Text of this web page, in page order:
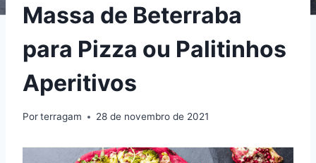
Massa de Beterraba
para Pizza ou Palitinhos
Aperitivos
Porterragam 28 de novembro de 2021